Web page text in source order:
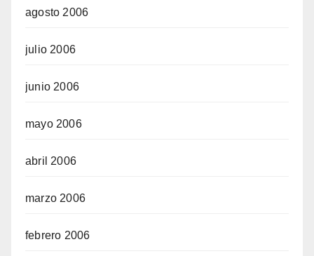
agosto 2006
julio 2006
junio 2006
mayo 2006
abril 2006
marzo 2006
febrero 2006